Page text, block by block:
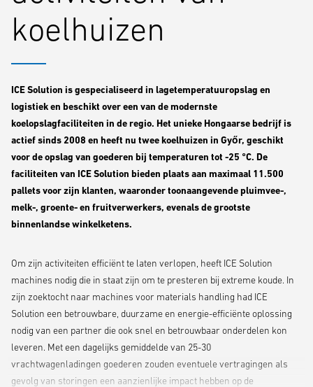
koelhuizen
ICE Solution is gespecialiseerd in lagetemperatuuropslag en
logistiek en beschikt over een van de modernste
koelopslagfaciliteiten in de regio. Het unieke Hongaarse bedrijf is
actief sinds 2008 en heeft nu twee koelhuizen in Győr, geschikt
voor de opslag van goederen bij temperaturen tot -25 °C. De
faciliteiten van ICE Solution bieden plaats aan maximaal 11.500
pallets voor zijn klanten, waaronder toonaangevende pluimvee-,
melk-, groente- en fruitverwerkers, evenals de grootste
binnenlandse winkelketens.
Om zijn activiteiten efficiënt te laten verlopen, heeft ICE Solution
machines nodig die in staat zijn om te presteren bij extreme koude. In
zijn zoektocht naar machines voor materials handling had ICE
Solution een betrouwbare, duurzame en energie-efficiënte oplossing
nodig van een partner die ook snel en betrouwbaar onderdelen kon
leveren. Met een dagelijks gemiddelde van 25-30
vrachtwagenladingen goederen zouden eventuele vertragingen als
gevolg van storingen een aanzienlijke impact hebben op de